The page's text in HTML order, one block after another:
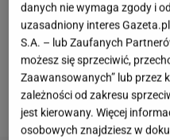
- chodzi oliście selera.
ile bym ich nie zrobiła,
do zimy doczeka choć
mówić o sukcesie. Oto
będziecie zachwyceni.
danych nie wymaga zgody i
uzasadniony interes
S.A. – lub Zaufanych
możesz się sprzeciwić,
Zaawansowanych” lub przez
zależności od zakresu
jest kierowany. Więcej
osobowych znajdziesz w